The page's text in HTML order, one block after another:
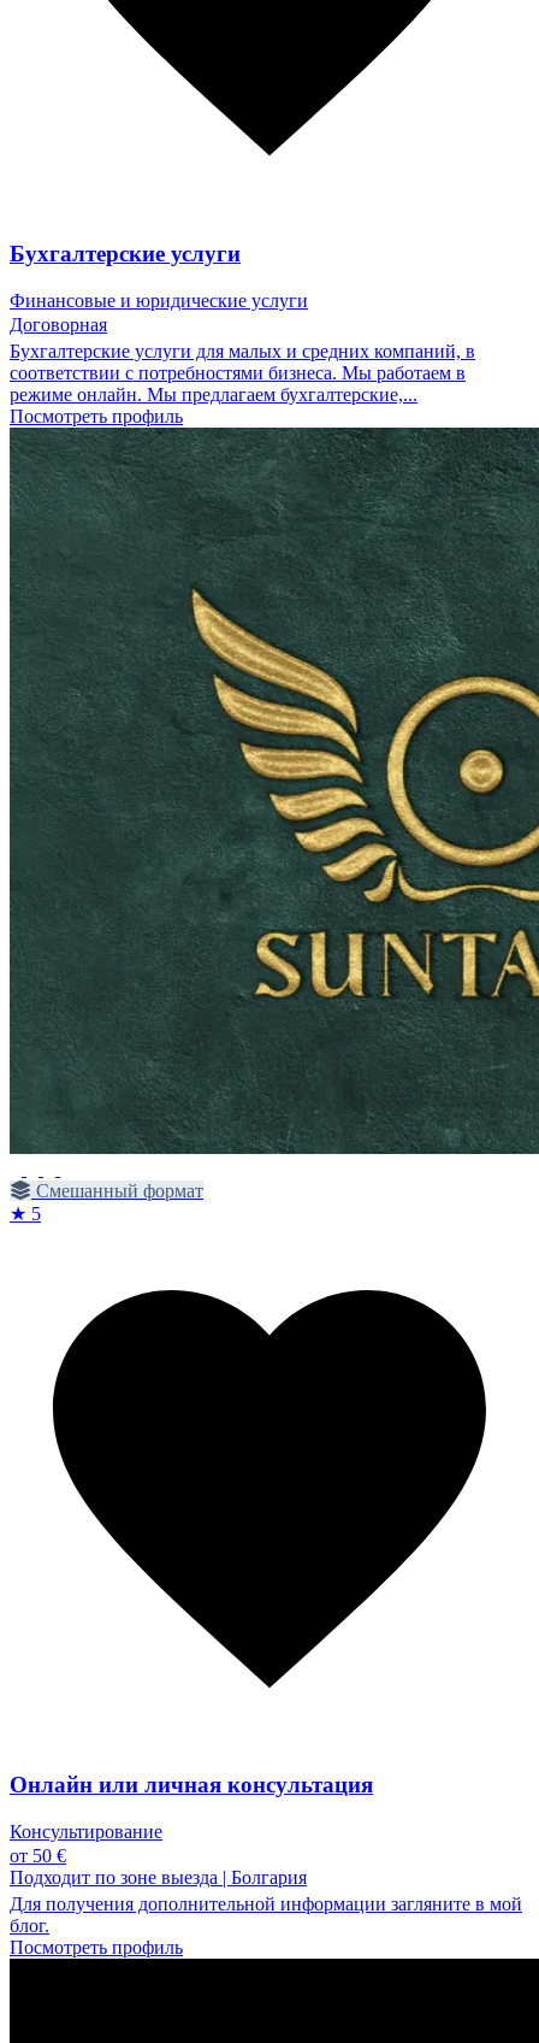
Бухгалтерские услуги
Финансовые и юридические услуги
Договорная
Бухгалтерские услуги для малых и средних компаний, в
соответствии с потребностями бизнеса. Мы работаем в
режиме онлайн. Мы предлагаем бухгалтерские,...
Посмотреть профиль
Смешанный формат
★ 5
Онлайн или личная консультация
Консультирование
от 50 €
Подходит по зоне выезда | Болгария
Для получения дополнительной информации загляните в мой
блог.
Посмотреть профиль